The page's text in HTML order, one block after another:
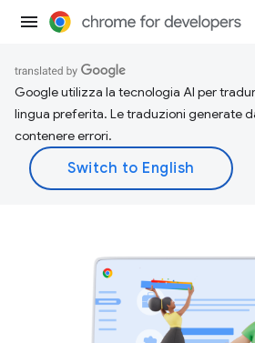
Google utilizza la tecnologia AI per
lingua preferita. Le traduzioni generate
contenere errori.